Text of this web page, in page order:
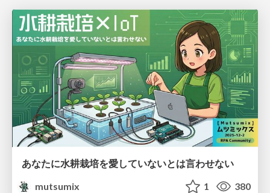
あなたに水耕栽培を愛していないとは言わせない
mutsumix
1 380